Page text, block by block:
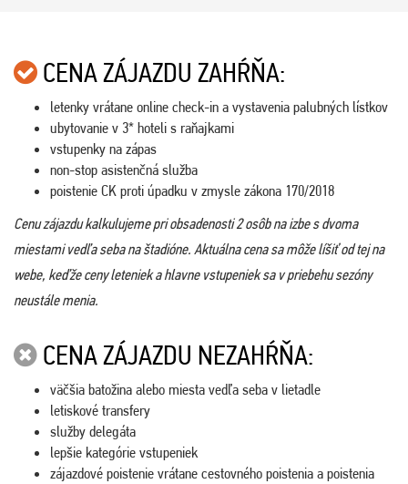
CENA ZÁJAZDU ZAHŔŇA:
letenky vrátane online check-in a vystavenia palubných lístkov
ubytovanie v 3* hoteli s raňajkami
vstupenky na zápas
non-stop asistenčná služba
poistenie CK proti úpadku v zmysle zákona 170/2018
Cenu zájazdu kalkulujeme pri obsadenosti 2 osôb na izbe s dvoma
miestami vedľa seba na štadióne. Aktuálna cena sa môže líšiť od tej na
webe, keďže ceny leteniek a hlavne vstupeniek sa v priebehu sezóny
neustále menia.
CENA ZÁJAZDU NEZAHŔŇA:
väčšia batožina alebo miesta vedľa seba v lietadle
letiskové transfery
služby delegáta
lepšie kategórie vstupeniek
zájazdové poistenie vrátane cestovného poistenia a poistenia